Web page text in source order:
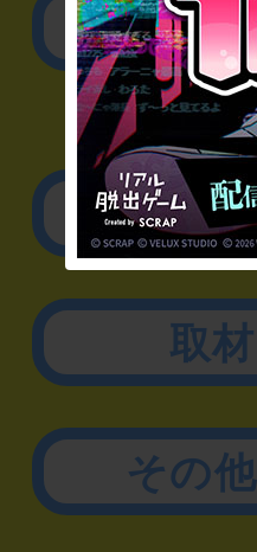
公演内
▼企
リアル
取
その